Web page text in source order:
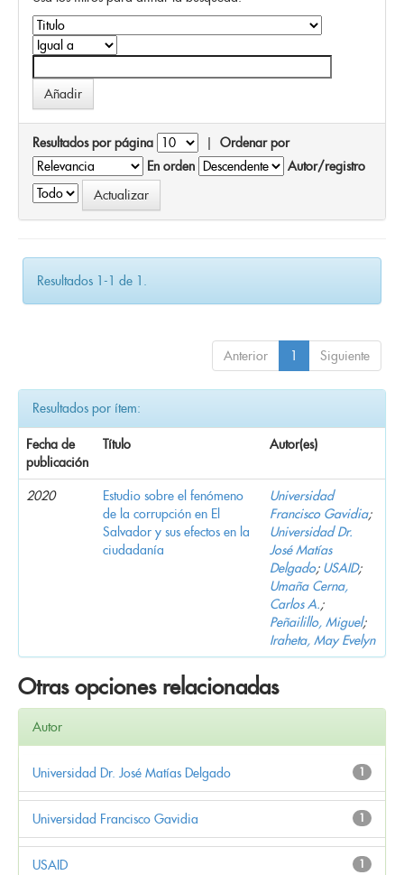
Resultados por página | Ordenar por
En orden
Autor/registro
Resultados 1-1 de 1.
Anterior 1 Siguiente
Resultados por ítem:
Fecha de
publicación
Título Autor(es)
2020
Estudio sobre el fenómeno
de la corrupción en El
Salvador y sus efectos en la
ciudadanía
Universidad
Francisco Gavidia;
Universidad Dr.
José Matías
Delgado; USAID;
Umaña Cerna,
Carlos A.;
Peñailillo, Miguel;
Iraheta, May Evelyn
Otras opciones relacionadas
Autor
1
Universidad Dr. José Matías Delgado
1
Universidad Francisco Gavidia
1
USAID